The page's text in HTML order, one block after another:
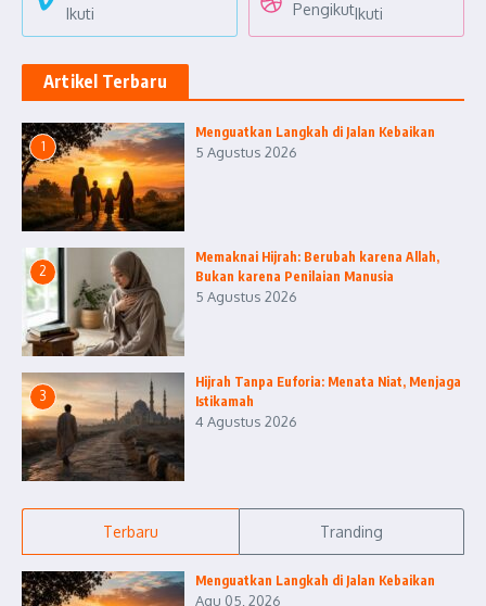
Ikuti
PengikutIkuti
Artikel Terbaru
1
Menguatkan Langkah di Jalan Kebaikan
5 Agustus 2026
2
Memaknai Hijrah: Berubah karena Allah,
Bukan karena Penilaian Manusia
5 Agustus 2026
3
Hijrah Tanpa Euforia: Menata Niat, Menjaga
Istikamah
4 Agustus 2026
Terbaru Tranding
Menguatkan Langkah di Jalan Kebaikan
Agu 05, 2026